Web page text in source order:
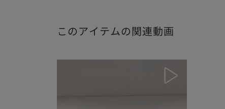
このアイテムの関連動画